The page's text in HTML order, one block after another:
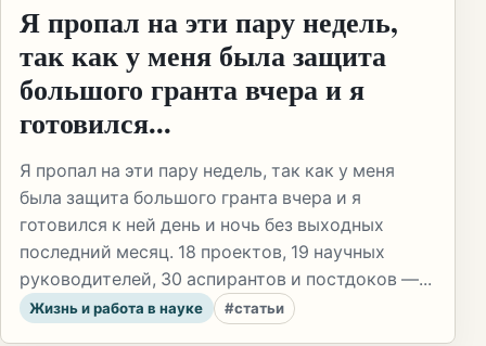
Я пропал на эти пару недель,
так как у меня была защита
большого гранта вчера и я
готовился...
Я пропал на эти пару недель, так как у меня
была защита большого гранта вчера и я
готовился к ней день и ночь без выходных
последний месяц. 18 проектов, 19 научных
руководителей, 30 аспирантов и постдоков —...
Жизнь и работа в науке #статьи